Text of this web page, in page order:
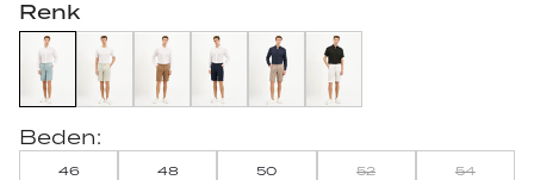
Renk
Beden:
46 48 50 52 54